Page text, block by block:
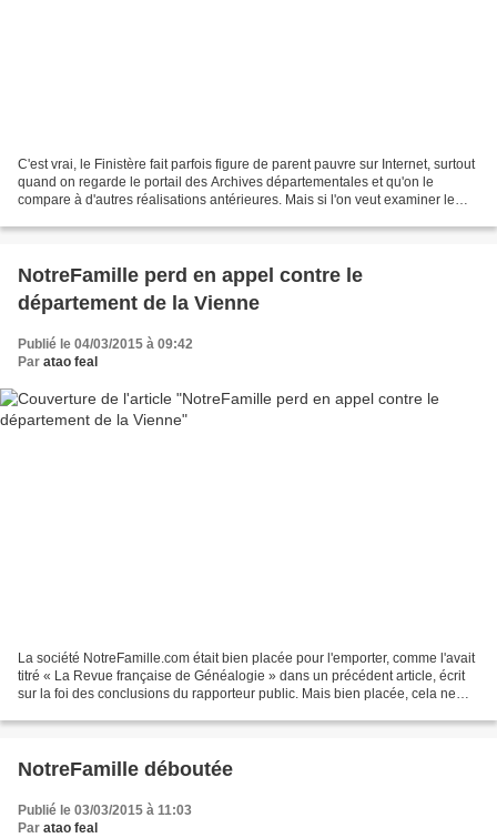
C'est vrai, le Finistère fait parfois figure de parent pauvre sur Internet, surtout
quand on regarde le portail des Archives départementales et qu'on le
compare à d'autres réalisations antérieures. Mais si l'on veut examiner le
NotreFamille perd en appel contre le
département de la Vienne
Publié le 04/03/2015 à 09:42
Par atao feal
La société NotreFamille.com était bien placée pour l'emporter, comme l'avait
titré « La Revue française de Généalogie » dans un précédent article, écrit
sur la foi des conclusions du rapporteur public. Mais bien placée, cela ne
NotreFamille déboutée
Publié le 03/03/2015 à 11:03
Par atao feal